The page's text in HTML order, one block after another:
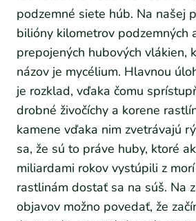
podzemné siete húb. Na našej
bilióny kilometrov podzemných
prepojených hubových vlákien,
názov je mycélium. Hlavnou
je rozklad, vďaka čomu
drobné živočíchy a korene
kamene vďaka nim zvetrávajú
sa, že sú to práve huby, ktoré
miliardami rokov vystúpili z
rastlinám dostať sa na súš. Na
objavov možno povedať, že